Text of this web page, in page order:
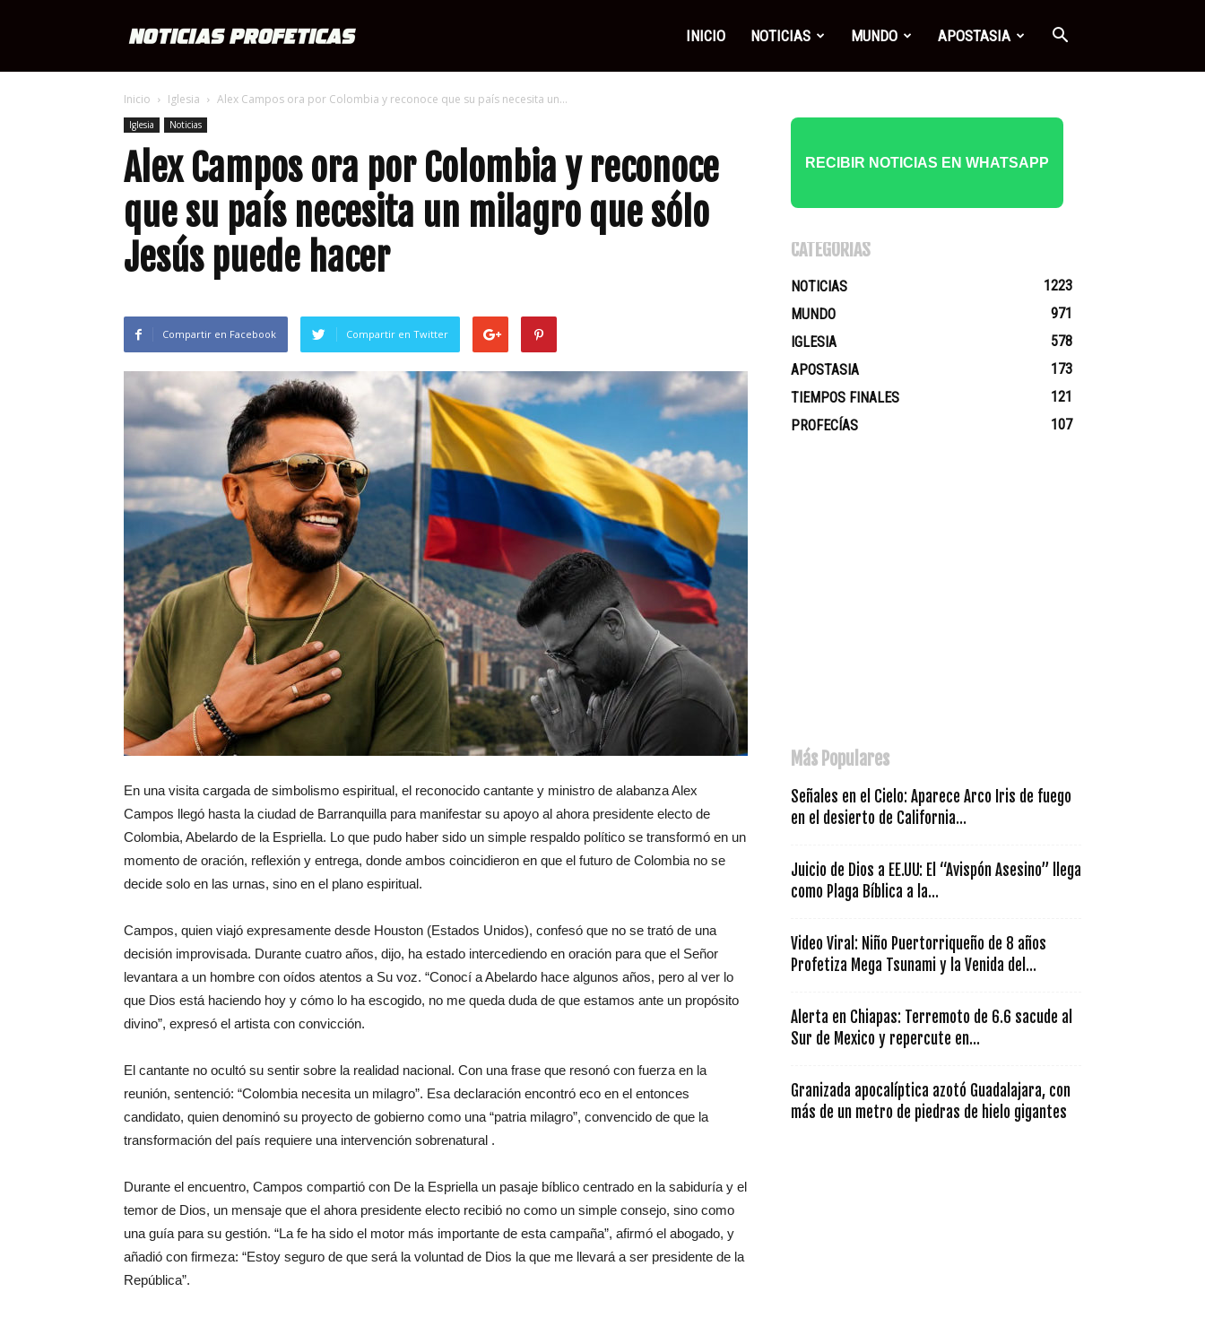
Proféticas
INICIO NOTICIAS MUNDO APOSTASIA
Inicio Iglesia Alex Campos ora por Colombia y reconoce que su país necesita un...
Iglesia Noticias
Alex Campos ora por Colombia y reconoce
que su país necesita un milagro que sólo
Jesús puede hacer
Compartir en Facebook Compartir en Twitter
En una visita cargada de simbolismo espiritual, el reconocido cantante y ministro de alabanza Alex
Campos llegó hasta la ciudad de Barranquilla para manifestar su apoyo al ahora presidente electo de
Colombia, Abelardo de la Espriella. Lo que pudo haber sido un simple respaldo político se transformó en un
momento de oración, reflexión y entrega, donde ambos coincidieron en que el futuro de Colombia no se
decide solo en las urnas, sino en el plano espiritual.
Campos, quien viajó expresamente desde Houston (Estados Unidos), confesó que no se trató de una
decisión improvisada. Durante cuatro años, dijo, ha estado intercediendo en oración para que el Señor
levantara a un hombre con oídos atentos a Su voz. “Conocí a Abelardo hace algunos años, pero al ver lo
que Dios está haciendo hoy y cómo lo ha escogido, no me queda duda de que estamos ante un propósito
divino”, expresó el artista con convicción.
El cantante no ocultó su sentir sobre la realidad nacional. Con una frase que resonó con fuerza en la
reunión, sentenció: “Colombia necesita un milagro”. Esa declaración encontró eco en el entonces
candidato, quien denominó su proyecto de gobierno como una “patria milagro”, convencido de que la
transformación del país requiere una intervención sobrenatural .
Durante el encuentro, Campos compartió con De la Espriella un pasaje bíblico centrado en la sabiduría y el
temor de Dios, un mensaje que el ahora presidente electo recibió no como un simple consejo, sino como
una guía para su gestión. “La fe ha sido el motor más importante de esta campaña”, afirmó el abogado, y
añadió con firmeza: “Estoy seguro de que será la voluntad de Dios la que me llevará a ser presidente de la
República”.
RECIBIR NOTICIAS EN WHATSAPP
CATEGORÍAS
NOTICIAS
1223
MUNDO
971
IGLESIA
578
APOSTASIA
173
TIEMPOS FINALES
121
PROFECÍAS
107
Más Populares
Señales en el Cielo: Aparece Arco Iris de fuego
en el desierto de California...
Juicio de Dios a EE.UU: El “Avispón Asesino” llega
como Plaga Bíblica a la...
Video Viral: Niño Puertorriqueño de 8 años
Profetiza Mega Tsunami y la Venida del...
Alerta en Chiapas: Terremoto de 6.6 sacude al
Sur de Mexico y repercute en...
Granizada apocalíptica azotó Guadalajara, con
más de un metro de piedras de hielo gigantes